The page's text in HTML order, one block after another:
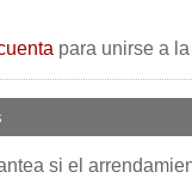
para unirse a
si el